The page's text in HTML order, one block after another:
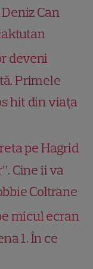
Can
deveni
Primele
hit din viața
pe Hagrid
Cine îi va
Coltrane
micul ecran
1. În ce